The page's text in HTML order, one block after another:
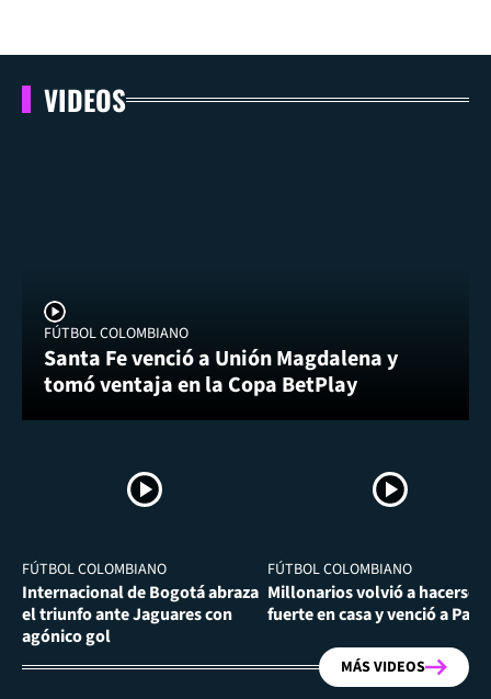
VIDEOS
FÚTBOL COLOMBIANO
Santa Fe venció a Unión Magdalena y
tomó ventaja en la Copa BetPlay
FÚTBOL COLOMBIANO
Internacional de Bogotá abraza
el triunfo ante Jaguares con
agónico gol
FÚTBOL COLOMBIANO
Millonarios volvió a hacerse
fuerte en casa y venció a
MÁS VIDEOS